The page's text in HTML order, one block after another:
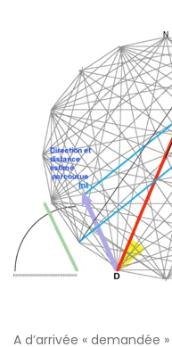
A d’arrivée « demandée